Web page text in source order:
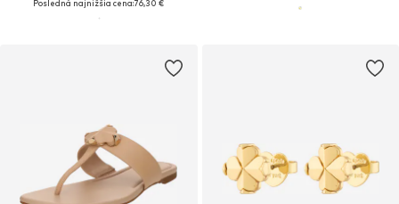
Posledná najnižšia cena:76,30 €